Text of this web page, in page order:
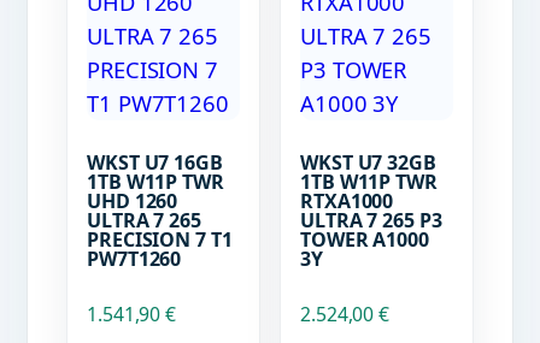
WKST U7 16GB
1TB W11P TWR
UHD 1260
ULTRA 7 265
PRECISION 7 T1
PW7T1260
1.541,90€
WKST U7 32GB
1TB W11P TWR
RTXA1000
ULTRA 7 265 P3
TOWER A1000
3Y
2.524,00€